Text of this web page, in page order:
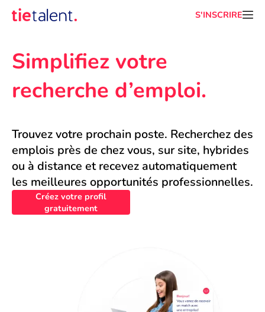
S'INSCRIRE
Simplifiez votre
recherche d’emploi.
Trouvez votre prochain poste. Recherchez des
emplois près de chez vous, sur site, hybrides
ou à distance et recevez automatiquement
les meilleures opportunités professionnelles.
Créez votre profil
gratuitement